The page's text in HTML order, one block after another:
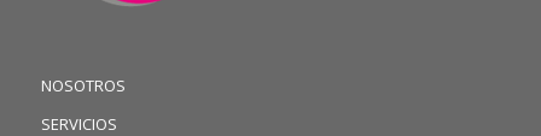
NOSOTROS
SERVICIOS